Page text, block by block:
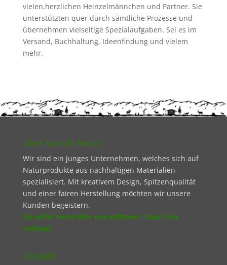
vielen,herzlichen Heinzelmännchen und Partner. Sie
unterstützten quer durch sämtliche Prozesse und
übernehmen vielseitige Spezialaufgaben. Sei es im
Versand, Buchhaltung, Ideenfindung und vielem
mehr.
Über bun-di Swiss
Wir sind ein junges Unternehmen, welches sich auf
Naturprodukte aus nachhaltigen Materialien
spezialisiert. Mit kreativem Design, Spitzenqualität
und einer fairen Herstellung möchten wir unsere
Kunden begeistern.
Du willst mehr über uns erfahren? Dann hier
entlang!
Kontakt